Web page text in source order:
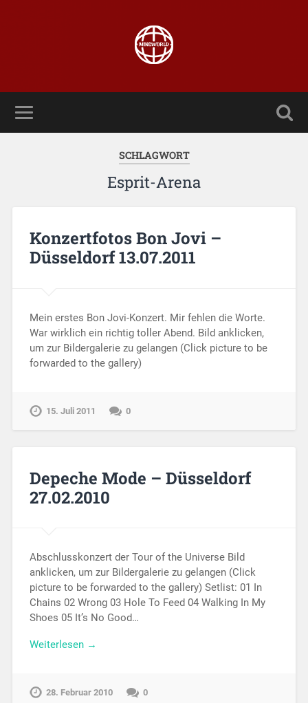
SCHLAGWORT
Esprit-Arena
Konzertfotos Bon Jovi –
Düsseldorf 13.07.2011
Mein erstes Bon Jovi-Konzert. Mir fehlen die Worte.
War wirklich ein richtig toller Abend. Bild anklicken,
um zur Bildergalerie zu gelangen (Click picture to be
forwarded to the gallery)
15. Juli 2011 0
Depeche Mode – Düsseldorf
27.02.2010
Abschlusskonzert der Tour of the Universe Bild
anklicken, um zur Bildergalerie zu gelangen (Click
picture to be forwarded to the gallery) Setlist: 01 In
Chains 02 Wrong 03 Hole To Feed 04 Walking In My
Shoes 05 It’s No Good…
Weiterlesen →
28. Februar 2010 0